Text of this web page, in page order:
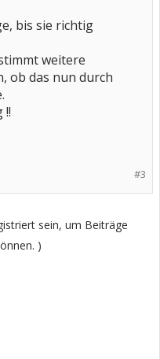
bis sie richtig
weitere
ob das nun durch
!!
#3
sein, um Beiträge
)